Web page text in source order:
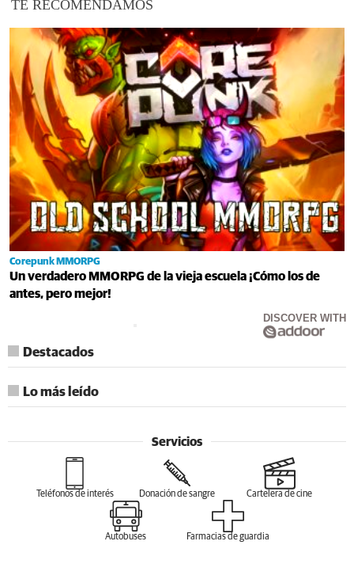
TE RECOMENDAMOS
Corepunk MMORPG
Un verdadero MMORPG de la vieja escuela ¡Cómo los de
antes, pero mejor!
DISCOVER WITH
Destacados
Lo más leído
Servicios
Teléfonos de interés Donación de sangre Cartelera de cine
Autobuses Farmacias de guardia